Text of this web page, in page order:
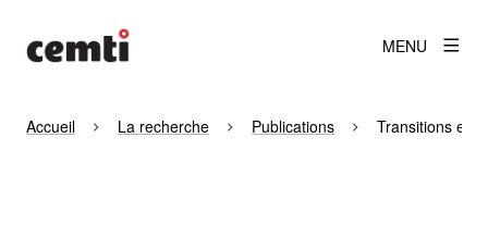
MENU
Accueil La recherche Publications Transitions en